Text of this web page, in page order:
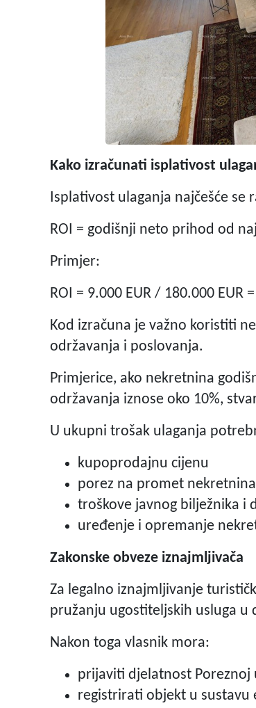
Kako izračunati isplativost
Isplativost ulaganja najčešće
ROI = godišnji neto prihod od
Primjer:
ROI = 9.000 EUR / 180.000 EUR
Kod izračuna je važno koristiti
održavanja i poslovanja.
Primjerice, ako nekretnina
održavanja iznose oko 10%,
U ukupni trošak ulaganja
kupoprodajnu cijenu
porez na promet nekretnina
troškove javnog bilježnika i
uređenje i opremanje
Zakonske obveze iznajmljivača
Za legalno iznajmljivanje
pružanju ugostiteljskih usluga u
Nakon toga vlasnik mora:
prijaviti djelatnost Poreznoj
registrirati objekt u sustavu